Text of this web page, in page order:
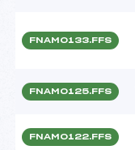
FNAM0133.FFS
FNAM0125.FFS
FNAM0122.FFS